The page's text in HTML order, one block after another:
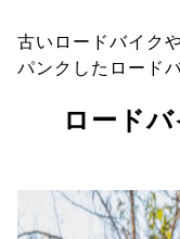
古いロードバイク
パンクしたロード
ロード